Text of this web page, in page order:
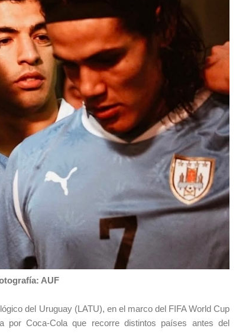
AUF
del Uruguay (LATU), en el marco del FIFA World Cup
por Coca-Cola que recorre distintos países antes del